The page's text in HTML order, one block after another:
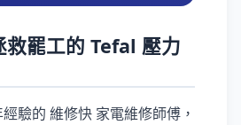
救罷工的 Tefal 壓力
驗的 維修快 家電維修師傅，